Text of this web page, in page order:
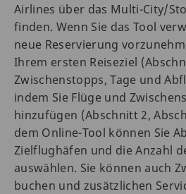
Airlines über das Multi-City/
finden. Wenn Sie das Tool
neue Reservierung
Ihrem ersten Reiseziel
Zwischenstopps, Tage und
indem Sie Flüge und
hinzufügen (Abschnitt 2,
dem Online-Tool können Sie
Zielflughäfen und die Anzahl
auswählen. Sie können auch
buchen und zusätzlichen